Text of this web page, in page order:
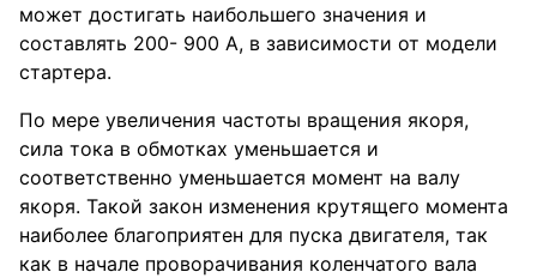
может достигать наибольшего значения и
составлять 200- 900 А, в зависимости от модели
стартера.
По мере увеличения частоты вращения якоря,
сила тока в обмотках уменьшается и
соответственно уменьшается момент на валу
якоря. Такой закон изменения крутящего момента
наиболее благоприятен для пуска двигателя, так
как в начале проворачивания коленчатого вала